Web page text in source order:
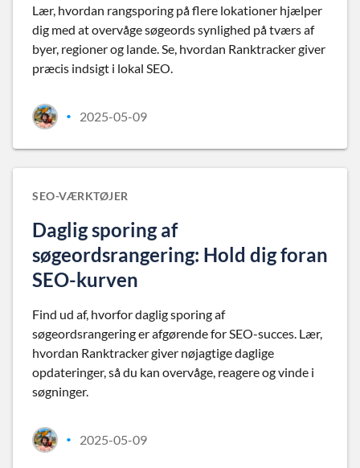
Lær, hvordan rangsporing på flere lokationer hjælper
dig med at overvåge søgeords synlighed på tværs af
byer, regioner og lande. Se, hvordan Ranktracker giver
præcis indsigt i lokal SEO.
• 2025-05-09
SEO-VÆRKTØJER
Daglig sporing af
søgeordsrangering: Hold dig foran
SEO-kurven
Find ud af, hvorfor daglig sporing af
søgeordsrangering er afgørende for SEO-succes. Lær,
hvordan Ranktracker giver nøjagtige daglige
opdateringer, så du kan overvåge, reagere og vinde i
søgninger.
• 2025-05-09